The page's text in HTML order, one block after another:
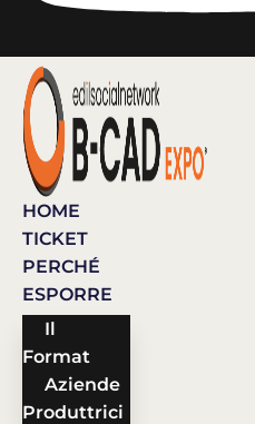
HOME
TICKET
PERCHÉ
ESPORRE
Il
Format
Aziende
Produttrici